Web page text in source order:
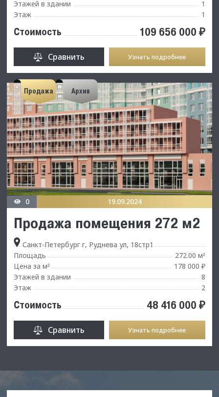
Этажей в здании
1
Этаж
1
Стоимость 109 656 000 ₽
Сравнить Узнать подробнее
Продажа Архив
0 19.09.2024
Продажа помещения 272 м2
Санкт-Петербург г, Руднева ул, 18стр1
Площадь
272.00 м²
Цена за м²
178 000 ₽
Этажей в здании
8
Этаж
2
Стоимость 48 416 000 ₽
Сравнить Узнать подробнее